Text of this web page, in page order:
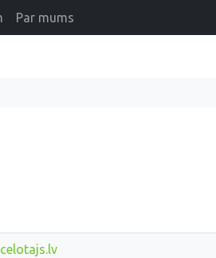
Par mums